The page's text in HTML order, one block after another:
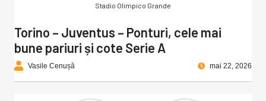
Stadio Olimpico Grande
Torino – Juventus – Ponturi, cele mai
bune pariuri și cote Serie A
Vasile Cenușă mai 22, 2026